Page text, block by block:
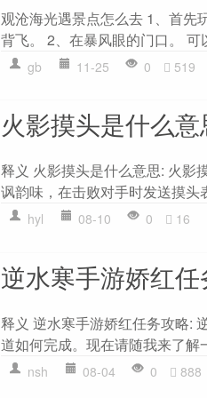
观沧海光遇景点怎么去 1、首先
背飞。 2、在暴风眼的门口。
gb 11-25 0 519
火影摸头是什么
释义 火影摸头是什么意思: 火影
讽韵味，在击败对手时发送摸头
hyl 08-10 0 16
逆水寒手游娇红
释义 逆水寒手游娇红任务攻略:
道如何完成。现在请随我来了解
nsh 08-04 0 888